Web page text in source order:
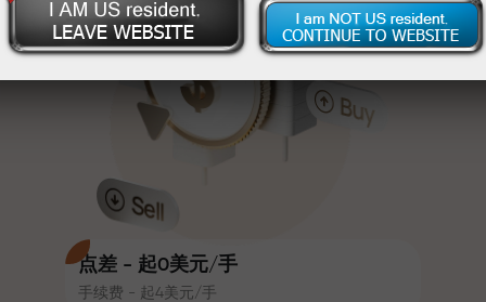
点差 - 起0美元/手
手续费 - 起4美元/手
其他促销活动和优惠
赛道速度与交易速度共享相同价值
观。Ales Loprais将刺激与纪律元素
带入交易世界，作为InstaForex合作
伙伴，激励客户实现雄心勃勃的目
无风险交易—
我们保证您的利润
最高X1000奖金—市场上最大倍数